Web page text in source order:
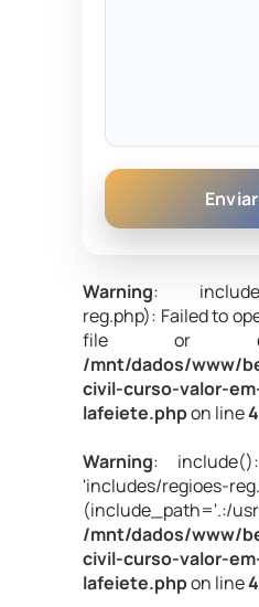
Enviar
Warning:
reg.php): Failed to
file or
/mnt/dados/www/
civil-curso-valor-
lafeiete.phpon line
Warning:
'includes/regioes-
(include_path='.:/
/mnt/dados/www/
civil-curso-valor-
lafeiete.phpon line